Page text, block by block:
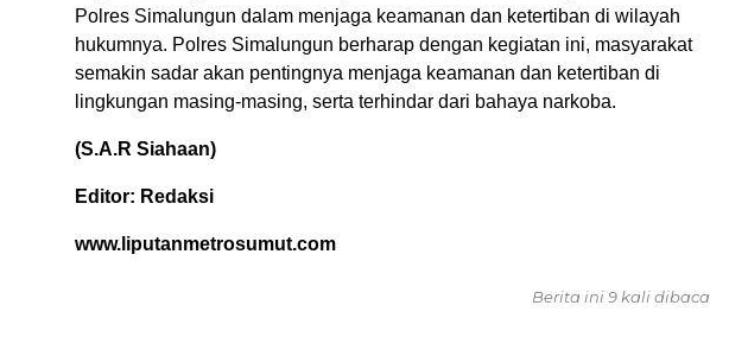
Polres Simalungun dalam menjaga keamanan dan ketertiban di wilayah
hukumnya. Polres Simalungun berharap dengan kegiatan ini, masyarakat
semakin sadar akan pentingnya menjaga keamanan dan ketertiban di
lingkungan masing-masing, serta terhindar dari bahaya narkoba.
(S.A.R Siahaan)
Editor: Redaksi
www.liputanmetrosumut.com
Berita ini 9 kali dibaca